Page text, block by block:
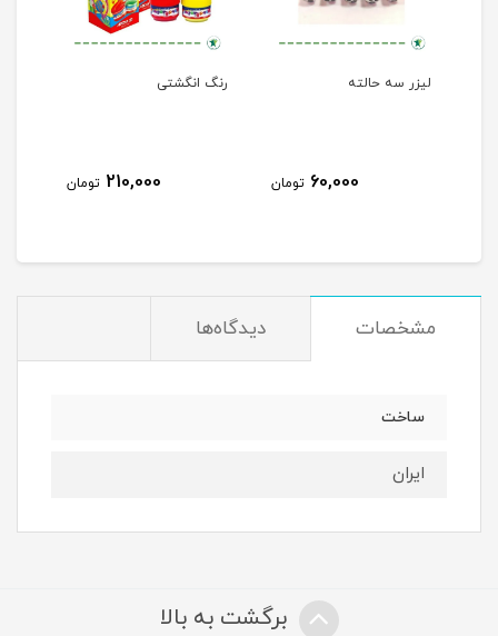
لیزر سه حالته
60,000 تومان
رنگ انگشتی
210,000 تومان
مشخصات دیدگاه‌ها
ساخت
ایران
برگشت به بالا